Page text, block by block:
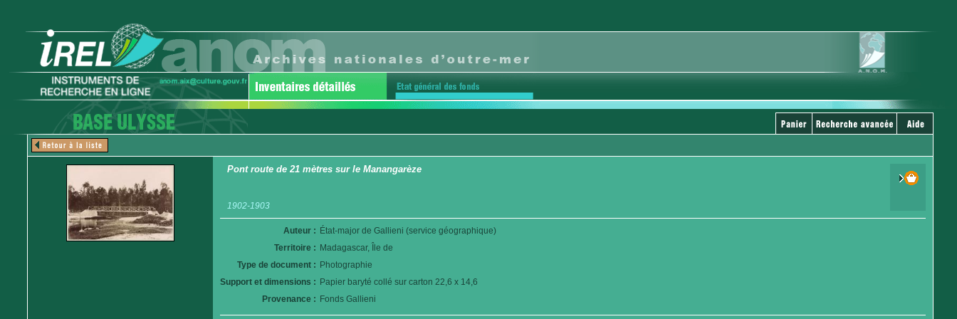
Pont route de 21 mètres sur le Manangarèze
1902-1903
Auteur : État-major de Gallieni (service géographique)
Territoire : Madagascar, Île de
Type de document : Photographie
Support et dimensions : Papier baryté collé sur carton 22,6 x 14,6
Provenance : Fonds Gallieni